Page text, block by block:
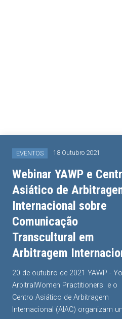
EVENTOS 18 Outubro 2021
Webinar YAWP e Centro
Asiático de Arbitragem
Internacional sobre
Comunicação
Transcultural em
Arbitragem Internacional
20 de outubro de 2021 YAWP - Young
ArbitralWomen Practitioners e o
Centro Asiático de Arbitragem
Internacional (AIAC) organizam um w...